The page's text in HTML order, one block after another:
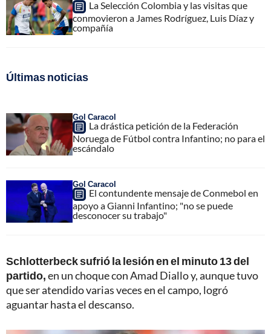
La Selección Colombia y las visitas que
conmovieron a James Rodríguez, Luis Díaz y
compañía
Últimas noticias
Gol Caracol
La drástica petición de la Federación
Noruega de Fútbol contra Infantino; no para el
escándalo
Gol Caracol
El contundente mensaje de Conmebol en
apoyo a Gianni Infantino; "no se puede
desconocer su trabajo"
Schlotterbeck sufrió la lesión en el minuto 13 del
partido,en un choque con Amad Diallo y, aunque tuvo
que ser atendido varias veces en el campo, logró
aguantar hasta el descanso.